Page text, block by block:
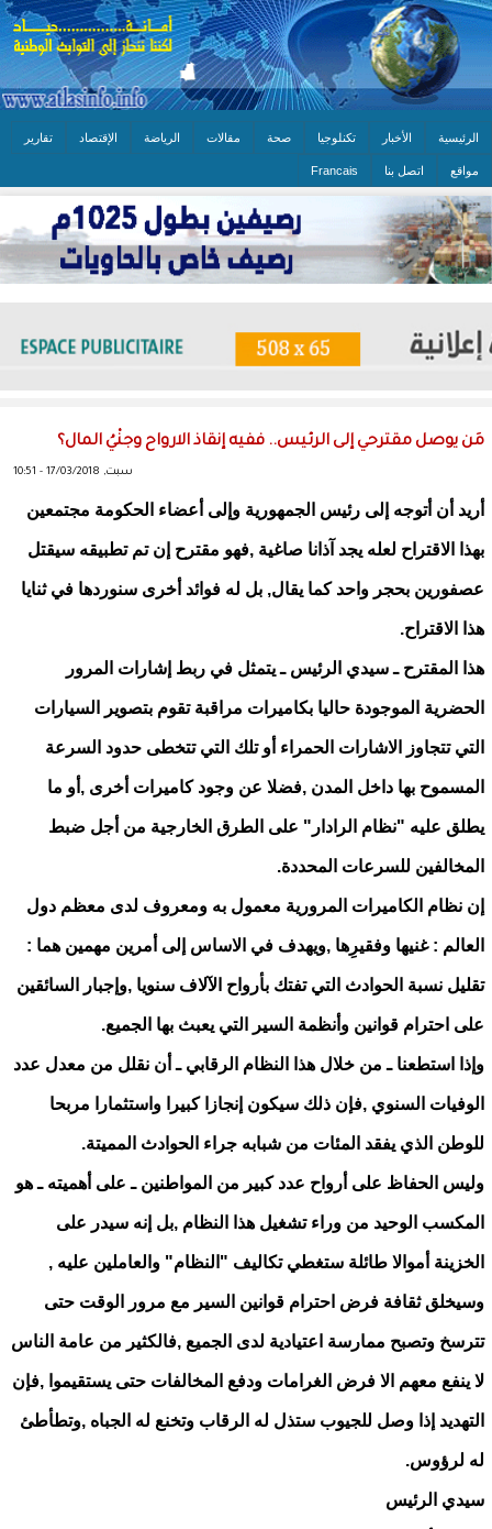
الرئيسية الأخبار تكنلوجيا صحة مقالات الرياضة الإقتصاد تقارير
مواقع اتصل بنا Francais
مَن يوصل مقترحي إلى الرئيس.. ففيه إنقاذ الارواح وجنْيُ المال؟
سبت, 17/03/2018 - 10:51
أريد أن أتوجه إلى رئيس الجمهورية وإلى أعضاء الحكومة مجتمعين
بهذا الاقتراح لعله يجد آذانا صاغية ,فهو مقترح إن تم تطبيقه سيقتل
عصفورين بحجر واحد كما يقال, بل له فوائد أخرى سنوردها في ثنايا
هذا الاقتراح.
هذا المقترح ـ سيدي الرئيس ـ يتمثل في ربط إشارات المرور
الحضرية الموجودة حاليا بكاميرات مراقبة تقوم بتصوير السيارات
التي تتجاوز الاشارات الحمراء أو تلك التي تتخطى حدود السرعة
المسموح بها داخل المدن ,فضلا عن وجود كاميرات أخرى ,أو ما
يطلق عليه "نظام الرادار" على الطرق الخارجية من أجل ضبط
المخالفين للسرعات المحددة.
إن نظام الكاميرات المرورية معمول به ومعروف لدى معظم دول
العالم : غنيها وفقيرِها ,ويهدف في الاساس إلى أمرين مهمين هما :
تقليل نسبة الحوادث التي تفتك بأرواح الآلاف سنويا ,وإجبار السائقين
على احترام قوانين وأنظمة السير التي يعبث بها الجميع.
وإذا استطعنا ـ من خلال هذا النظام الرقابي ـ أن نقلل من معدل عدد
الوفيات السنوي ,فإن ذلك سيكون إنجازا كبيرا واستثمارا مربحا
للوطن الذي يفقد المئات من شبابه جراء الحوادث المميتة.
وليس الحفاظ على أرواح عدد كبير من المواطنين ـ على أهميته ـ هو
المكسب الوحيد من وراء تشغيل هذا النظام ,بل إنه سيدر على
الخزينة أموالا طائلة ستغطي تكاليف "النظام" والعاملين عليه ,
وسيخلق ثقافة فرض احترام قوانين السير مع مرور الوقت حتى
تترسخ وتصبح ممارسة اعتيادية لدى الجميع ,فالكثير من عامة الناس
لا ينفع معهم الا فرض الغرامات ودفع المخالفات حتى يستقيموا ,فإن
التهديد إذا وصل للجيوب ستذل له الرقاب وتخنع له الجباه ,وتطأطئ
له لرؤوس.
سيدي الرئيس